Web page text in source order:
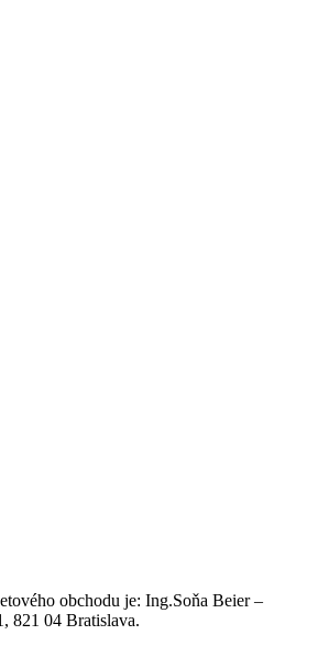
obchodu je: Ing.Soňa Beier –
821 04 Bratislava.